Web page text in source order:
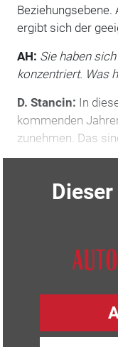
ergibt sich der
AH: Sie haben
konzentriert. Was
D. Stancin: In
kommenden
zunehmen. Das